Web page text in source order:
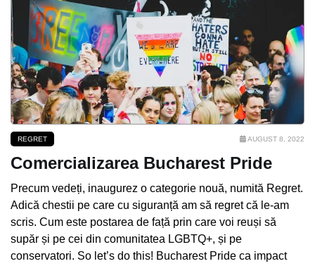
REGRET AUGUST 8, 2022
Comercializarea Bucharest Pride
Precum vedeți, inaugurez o categorie nouă, numită Regret.
Adică chestii pe care cu siguranță am să regret că le-am
scris. Cum este postarea de față prin care voi reuși să
supăr și pe cei din comunitatea LGBTQ+, și pe
conservatori. So let’s do this! Bucharest Pride ca impact